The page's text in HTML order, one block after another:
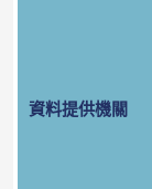
資料提供機關